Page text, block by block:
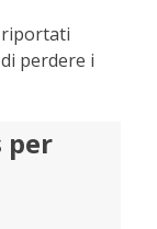
riportati
perdere i
per